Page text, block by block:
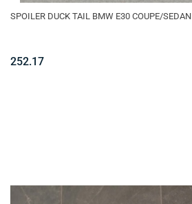
SPOILER DUCK TAIL BMW E30 COUPE/SEDAN
252.17